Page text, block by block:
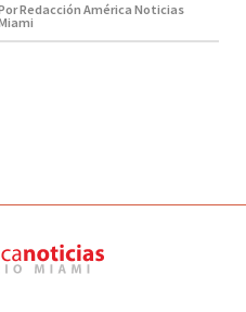
Redacción América Noticias